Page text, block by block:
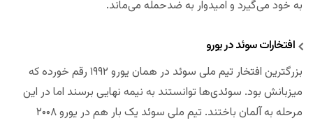
به خود می‌گیرد و امیدوار به ضدحمله می‌ماند.
افتخارات سوئد در یورو
بزرگترین افتخار تیم ملی سوئد در همان یورو ۱۹۹۲ رقم خورده که
میزبانش بود. سوئدی‌ها توانستند به نیمه نهایی برسند اما در این
مرحله به آلمان باختند. تیم ملی سوئد یک بار هم در یورو ۲۰۰۸